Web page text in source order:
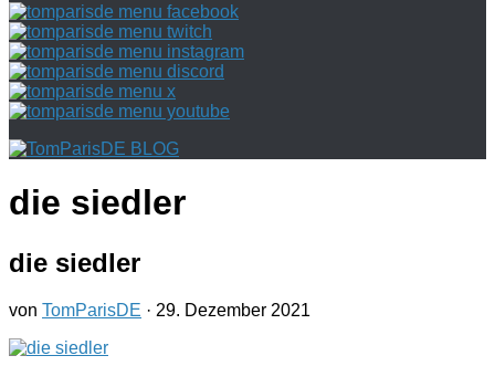
die siedler
die siedler
von TomParisDE · 29. Dezember 2021